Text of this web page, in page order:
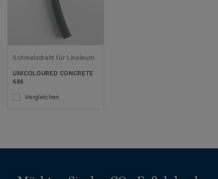
Schmelzdraht für Linoleum
UNICOLOURED CONCRETE
686
Vergleichen